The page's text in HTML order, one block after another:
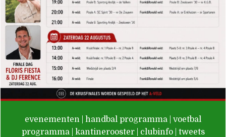
De Valken
evenementen handbal programma
voetbal
programma
kantinerooster clubinfo tweets